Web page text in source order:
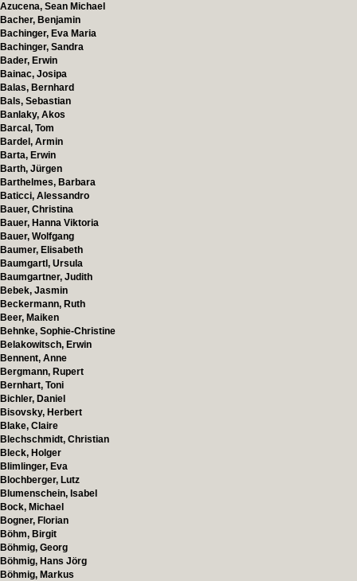
Azucena, Sean Michael
Bacher, Benjamin
Bachinger, Eva Maria
Bachinger, Sandra
Bader, Erwin
Bainac, Josipa
Balas, Bernhard
Bals, Sebastian
Banlaky, Akos
Barcal, Tom
Bardel, Armin
Barta, Erwin
Barth, Jürgen
Barthelmes, Barbara
Baticci, Alessandro
Bauer, Christina
Bauer, Hanna Viktoria
Bauer, Wolfgang
Baumer, Elisabeth
Baumgartl, Ursula
Baumgartner, Judith
Bebek, Jasmin
Beckermann, Ruth
Beer, Maiken
Behnke, Sophie-Christine
Belakowitsch, Erwin
Bennent, Anne
Bergmann, Rupert
Bernhart, Toni
Bichler, Daniel
Bisovsky, Herbert
Blake, Claire
Blechschmidt, Christian
Bleck, Holger
Blimlinger, Eva
Blochberger, Lutz
Blumenschein, Isabel
Bock, Michael
Bogner, Florian
Böhm, Birgit
Böhmig, Georg
Böhmig, Hans Jörg
Böhmig, Markus